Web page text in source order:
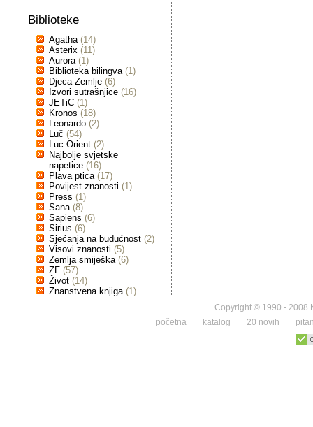
Biblioteke
Agatha (14)
Asterix (11)
Aurora (1)
Biblioteka bilingva (1)
Djeca Zemlje (6)
Izvori sutrašnjice (16)
JETiC (1)
Kronos (18)
Leonardo (2)
Luč (54)
Luc Orient (2)
Najbolje svjetske
napetice (16)
Plava ptica (17)
Povijest znanosti (1)
Press (1)
Sana (8)
Sapiens (6)
Sirius (6)
Sjećanja na budućnost (2)
Visovi znanosti (5)
Zemlja smiješka (6)
ZF (57)
Život (14)
Znanstvena knjiga (1)
Copyright © 1990 - 2008
početna
katalog 20 novih